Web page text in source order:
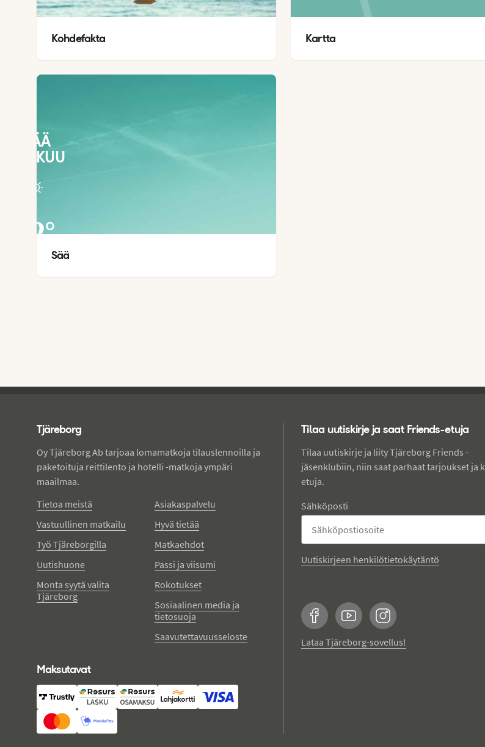
Kohdefakta
SÄÄ
ELOKUU
42°Sää
Tjäreborg
Oy Tjäreborg Ab tarjoaa lomamatkoja tilauslennoilla ja
paketoituja reittilento ja hotelli -matkoja ympäri
maailmaa.
Tietoa meistä
Vastuullinen matkailu
Työ Tjäreborgilla
Uutishuone
Monta syytä valita
Tjäreborg
Asiakaspalvelu
Hyvä tietää
Matkaehdot
Passi ja viisumi
Rokotukset
Sosiaalinen media ja
tietosuoja
Saavutettavuusseloste
Maksutavat
Tilaa uutiskirje ja saat Friends-etuja
Tilaa uutiskirje ja liity Tjäreborg Friends -
jäsenklubiin, niin saat parhaat tarjoukset ja
etuja.
Sähköposti
Uutiskirjeen henkilötietokäytäntö
FacebookYouTubeInstagram
Lataa Tjäreborg-sovellus!